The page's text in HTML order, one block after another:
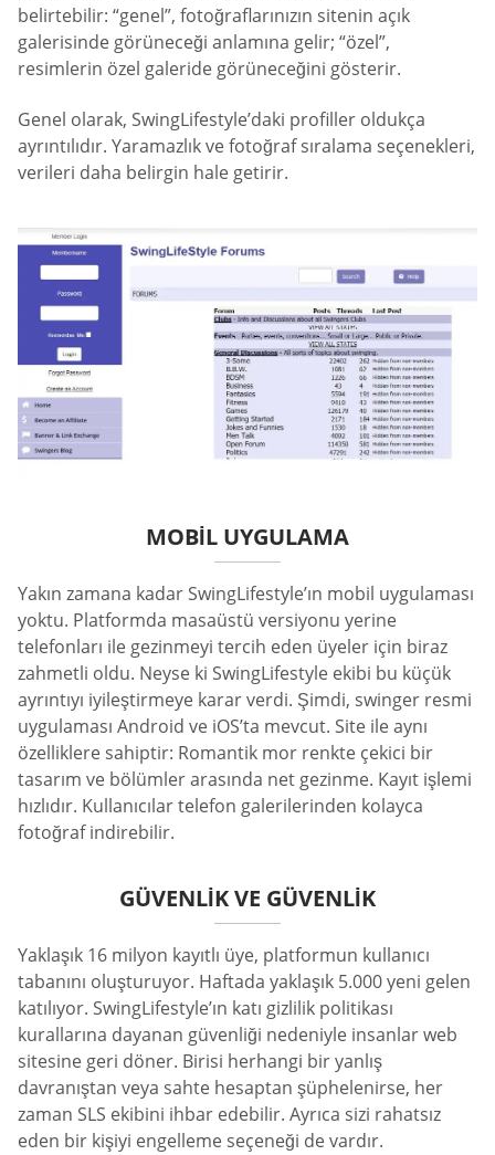
belirtebilir: “genel”, fotoğraflarınızın sitenin açık
galerisinde görüneceği anlamına gelir; “özel”,
resimlerin özel galeride görüneceğini gösterir.
Genel olarak, SwingLifestyle’daki profiller oldukça
ayrıntılıdır. Yaramazlık ve fotoğraf sıralama seçenekleri,
verileri daha belirgin hale getirir.
MOBIL UYGULAMA
Yakın zamana kadar SwingLifestyle’ın mobil uygulaması
yoktu. Platformda masaüstü versiyonu yerine
telefonları ile gezinmeyi tercih eden üyeler için biraz
zahmetli oldu. Neyse ki SwingLifestyle ekibi bu küçük
ayrıntıyı iyileştirmeye karar verdi. Şimdi, swinger resmi
uygulaması Android ve iOS’ta mevcut. Site ile aynı
özelliklere sahiptir: Romantik mor renkte çekici bir
tasarım ve bölümler arasında net gezinme. Kayıt işlemi
hızlıdır. Kullanıcılar telefon galerilerinden kolayca
fotoğraf indirebilir.
GÜVENLIK VE GÜVENLIK
Yaklaşık 16 milyon kayıtlı üye, platformun kullanıcı
tabanını oluşturuyor. Haftada yaklaşık 5.000 yeni gelen
katılıyor. SwingLifestyle’ın katı gizlilik politikası
kurallarına dayanan güvenliği nedeniyle insanlar web
sitesine geri döner. Birisi herhangi bir yanlış
davranıştan veya sahte hesaptan şüphelenirse, her
zaman SLS ekibini ihbar edebilir. Ayrıca sizi rahatsız
eden bir kişiyi engelleme seçeneği de vardır.